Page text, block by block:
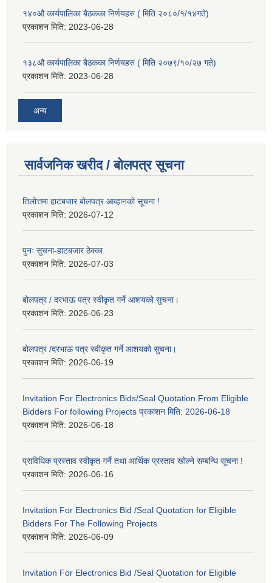
१४०औ कार्यपालिका बैठकका निर्णयहरु ( मिति २०८०/१/१४गते)
प्रकाशन मिति: 2023-06-28
१३८औ कार्यपालिका बैठकका निर्णयहरु ( मिति २०७९/१०/२७ गते)
प्रकाशन मिति: 2023-06-28
अन्य
सार्वजनिक खरीद / बोलपत्र सूचना
तिलोत्तमा हाटबजार बोलपत्र आव्हानको सूचना !
प्रकाशन मिति: 2026-07-12
पुनः सुचना-हाटबजार ठेक्का
प्रकाशन मिति: 2026-07-03
बोलपत्र / दरभाऊ पत्र स्वीकृत गर्ने आशयको सुचना।
प्रकाशन मिति: 2026-06-23
बोलपत्र /दरभाऊ पत्र स्वीकृत गर्ने आशयको सुचना।
प्रकाशन मिति: 2026-06-19
Invitation For Electronics Bids/Seal Quotation From Eligible
Bidders For following Projects प्रकाशन मिति: 2026-06-18
प्रकाशन मिति: 2026-06-18
प्राविधिक प्रस्ताव स्वीकृत गर्ने तथा आर्थिक प्रस्ताव खोल्ने सम्बन्धि सूचना !
प्रकाशन मिति: 2026-06-16
Invitation For Electronics Bid /Seal Quotation for Eligible
Bidders For The Following Projects
प्रकाशन मिति: 2026-06-09
Invitation For Electronics Bid /Seal Quotation for Eligible